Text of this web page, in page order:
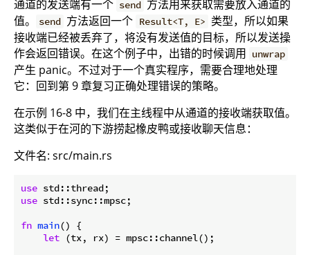
通道的发送端有一个 send 方法用来获取需要放入通道的
值。
send 方法返回一个 Result<T, E> 类型，所以如果
接收端已经被丢弃了，将没有发送值的目标，所以发送操
作会返回错误。在这个例子中，出错的时候调用 unwrap
产生 panic。不过对于一个真实程序，需要合理地处理
它：回到第 9 章复习正确处理错误的策略。
在示例 16-8 中，我们在主线程中从通道的接收端获取值。
这类似于在河的下游捞起橡皮鸭或接收聊天信息：
文件名: src/main.rs
use
use std::sync::mpsc;
fn main() {
let (tx, rx) = mpsc::channel();